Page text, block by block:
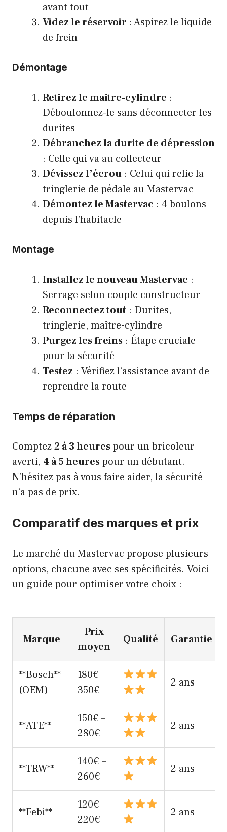
avant tout
Videz le réservoir : Aspirez le liquide
de frein
Démontage
Retirez le maître-cylindre :
Déboulonnez-le sans déconnecter les
durites
Débranchez la durite de dépression
: Celle qui va au collecteur
Dévissez l’écrou : Celui qui relie la
tringlerie de pédale au Mastervac
Démontez le Mastervac : 4 boulons
depuis l’habitacle
Montage
Installez le nouveau Mastervac :
Serrage selon couple constructeur
Reconnectez tout : Durites,
tringlerie, maître-cylindre
Purgez les freins : Étape cruciale
pour la sécurité
Testez : Vérifiez l’assistance avant de
reprendre la route
Temps de réparation
Comptez2 à 3 heurespour un bricoleur
averti, 4 à 5 heurespour un débutant.
N’hésitez pas à vous faire aider, la sécurité
n’a pas de prix.
Comparatif des marques et prix
Le marché du Mastervac propose plusieurs
options, chacune avec ses spécificités. Voici
un guide pour optimiser votre choix :
Marque
Prix
moyen
Qualité Garantie
**Bosch**
(OEM)
180€ –
350€
2 ans
**ATE**
150€ –
280€
2 ans
**TRW**
140€ –
260€
2 ans
**Febi**
120€ –
220€
2 ans